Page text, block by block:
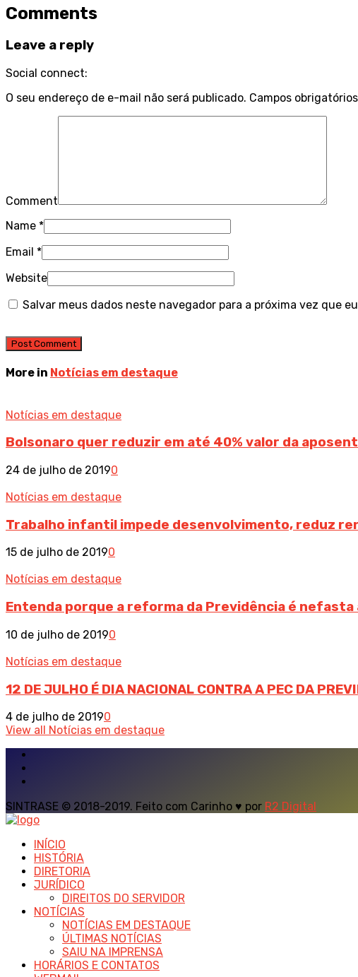
Comments
Leave a reply
Social connect:
O seu endereço de e-mail não será publicado. Campos
Comment
Name *
Email *
Website
Salvar meus dados neste navegador para a próxima vez que
More in Notícias em destaque
Notícias em destaque
Bolsonaro quer reduzir em até 40% valor da
24 de julho de 20190
Notícias em destaque
Trabalho infantil impede desenvolvimento, reduz
15 de julho de 20190
Notícias em destaque
Entenda porque a reforma da Previdência é
10 de julho de 20190
Notícias em destaque
12 DE JULHO É DIA NACIONAL CONTRA A PEC DA
4 de julho de 20190
View all Notícias em destaque
SINTRASE © 2018-2019. Feito com Carinho ♥ por R2 Digital
INÍCIO
HISTÓRIA
DIRETORIA
JURÍDICO
DIREITOS DO SERVIDOR
NOTÍCIAS
NOTÍCIAS EM DESTAQUE
ÚLTIMAS NOTÍCIAS
SAIU NA IMPRENSA
HORÁRIOS E CONTATOS